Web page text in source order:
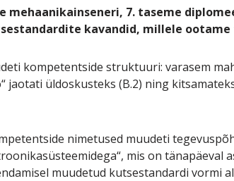
mehaanikainseneri, 7. taseme
kavandid, millele ootame
kompetentside struktuuri: varasem
jaotati üldoskusteks (B.2) ning
nimetused muudeti
mis on tänapäeval
muudetud kutsestandardi vormi